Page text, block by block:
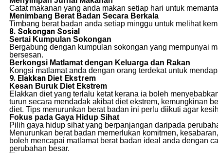
Catat makanan yang anda makan setiap hari untuk
Menimbang Berat Badan Secara Berkala
Timbang berat badan anda setiap minggu untuk melihat
8. Sokongan Sosial
Sertai Kumpulan Sokongan
Bergabung dengan kumpulan sokongan yang mempunyai
bersesan.
Berkongsi Matlamat dengan Keluarga dan Rakan
Kongsi matlamat anda dengan orang terdekat untuk
9. Elakkan Diet Ekstrem
Kesan Buruk Diet Ekstrem
Elakkan diet yang terlalu ketat kerana ia boleh
turun secara mendadak akibat diet ekstrem, kemungkinan
diet. Tips menurunkan berat badan ini perlu diikuti agar
Fokus pada Gaya Hidup Sihat
Pilih gaya hidup sihat yang berpanjangan daripada
Menurunkan berat badan memerlukan komitmen,
boleh mencapai matlamat berat badan ideal anda dengan
perubahan besar.